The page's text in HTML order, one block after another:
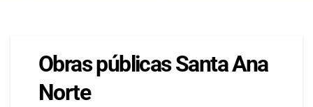
Obras públicas Santa Ana
Norte